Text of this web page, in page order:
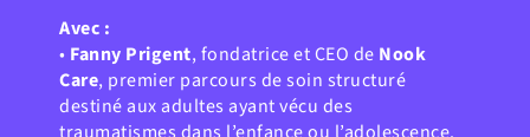
Avec :
• Fanny Prigent, fondatrice et CEO de Nook
Care, premier parcours de soin structuré
destiné aux adultes ayant vécu des
traumatismes dans l’enfance ou l’adolescence.